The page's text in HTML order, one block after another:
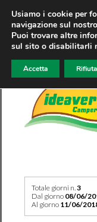
Totale giorni n.3
Dal giorno 08/06/
Al giorno 11/06/
Usiamo i cookie per
navigazione sul
Puoi trovare altre
sul sito o disabilitarli
Accetta Rifiuta